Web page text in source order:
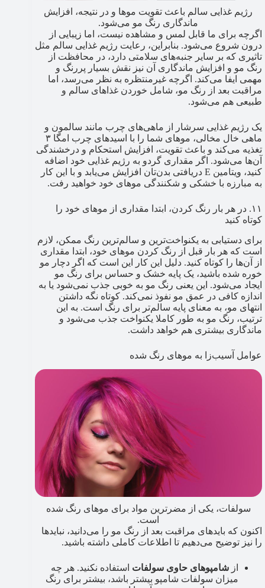
رژیم غذایی سالم باعث تقویت موها و در نتیجه، افزایش
ماندگاری رنگ مو می‌شود.
اگرچه برای ما قابل لمس و مشاهده نیست، اما زیبایی از
درون شروع می‌شود. بنابراین، رعایت رژیم غذایی سالم مثل
تاثیری که بر سایر جنبه‌های سلامتی دارد، در محافظت از
رنگ مو و افزایش ماندگاری آن نیز نقش بسیار پررنگ و
مهمی ایفا می‌کند. اگرچه غیرمنتظره به نظر می‌رسد، اما
مراقبت بعد از رنگ مو، شامل خوردن غذاهای سالم و
طبیعی هم می‌شود.
یک رژیم غذایی سرشار از ماهی‌های چرب مانند سالمون و
ماهی خال مخالی، موهای شما را با اسیدهای چرب امگا ۳
تغذیه می‌کند و باعث تقویت، افزایش استحکام و درخشندگی
آن‌ها می‌شود. اگر مقداری گردو به رژیم غذایی خود اضافه
کنید، ویتامین E دریافتی بدن‌تان افزایش می‌یابد و با این کار
به مبارزه با خشکی و شکنندگی موهای خود خواهید رفت.
۱۱. در هر بار رنگ کردن، ابتدا مقداری از موهای خود را
کوتاه کنید
برای دستیابی به یکنواخت‌ترین و سالم‌ترین رنگ ممکن، لازم
است که هر بار قبل از رنگ کردن موهای خود، ابتدا مقداری
از آن‌ها را کوتاه کنید. دلیل این کار این است که اگر دچار مو
خوره شده باشید، یک پایه خشک و حساس برای رنگ مو
ایجاد می‌شود. این یعنی رنگ مو به خوبی جذب نمی‌شود یا به
اندازه کافی در عمق مو نفوذ نمی‌کند. کوتاه نگه داشتن
انتهای مو، به معنای پایه سالم‌تر برای رنگ است. به این
ترتیب، رنگ مو به طور کاملا یکنواخت جذب می‌شود و
ماندگاری بیشتری هم خواهد داشت.
عوامل آسیب‌زا به موهای رنگ شده
سولفات، یکی از مضرترین مواد برای موهای رنگ شده
است.
اکنون که بایدهای مراقبت بعد از رنگ مو را می‌دانید، نبایدها
را نیز توضیح می‌دهیم تا اطلاعات کاملی داشته باشید.
از شامپوهای حاوی سولفات استفاده نکنید. هر چه
میزان سولفات شامپو بیشتر باشد، بیشتر برای رنگ